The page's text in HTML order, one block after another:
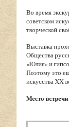
Во время
советском
творческой
Выставка
Общества
«Юлия» и
Поэтому это
искусства XX
Место